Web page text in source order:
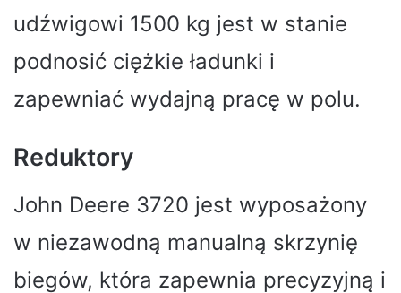
udźwigowi 1500 kg jest w stanie
podnosić ciężkie ładunki i
zapewniać wydajną pracę w polu.
Reduktory
John Deere 3720 jest wyposażony
w niezawodną manualną skrzynię
biegów, która zapewnia precyzyjną i